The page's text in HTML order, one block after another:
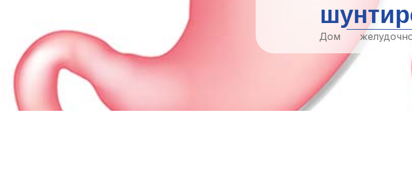
Дом